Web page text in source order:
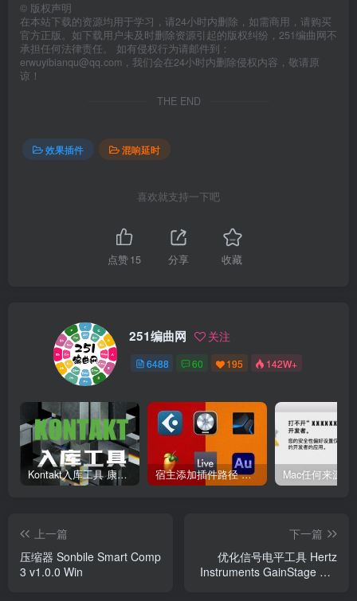
© 版权声明
在本站下载的资源均用于学习，请24小时内删除，如需商用，请购买
官方正版。如下载用户未及时删除资源引起的版权纠纷，251编曲网不
承担任何法律责任。 如有侵权行为请邮件到：
erwuyibianqu@qq.com，我们会在24小时内删除侵权内容，敬请原
谅！
THE END
效果插件 混响延时
喜欢就支持一下吧
点赞15 分享 收藏
251编曲网 关注
6488 60 195 142W+
Kontakt入库工具 康泰克入库教程 宿主添加插件路径 插件路径设置 VSTPlugins路径
上一篇
压缩器 Sonbile Smart Comp
3 v1.0.0 Win
下一篇
优化信号电平工具 Hertz
Instruments GainStage Pro